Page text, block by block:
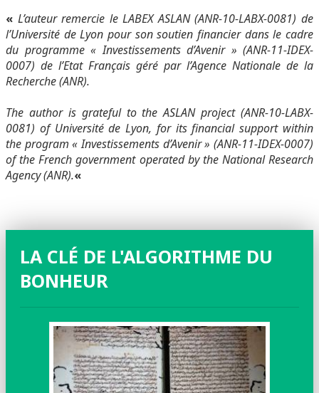
« L’auteur remercie le LABEX ASLAN (ANR-10-LABX-0081) de
l’Université de Lyon pour son soutien financier dans le cadre
du programme « Investissements d’Avenir » (ANR-11-IDEX-
0007) de l’Etat Français géré par l’Agence Nationale de la
Recherche (ANR).
The author is grateful to the ASLAN project (ANR-10-LABX-
0081) of Université de Lyon, for its financial support within
the program « Investissements d’Avenir » (ANR-11-IDEX-0007)
of the French government operated by the National Research
Agency (ANR).«
LA CLÉ DE L'ALGORITHME DU
BONHEUR